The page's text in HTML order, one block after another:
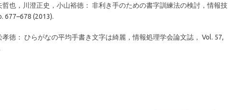
也，川澄正史，小山裕徳： 非利き手のための書字訓練法の検討，情報技
677–678 (2013).
徳： ひらがなの平均手書き文字は綺麗，情報処理学会論文誌， Vol. 57,